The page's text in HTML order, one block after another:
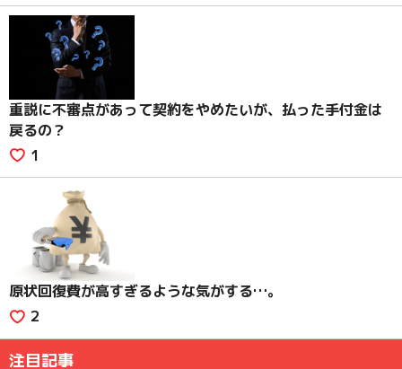
重説に不審点があって契約をやめたいが、払った手付金は
戻るの？
1
原状回復費が高すぎるような気がする…。
2
注目記事